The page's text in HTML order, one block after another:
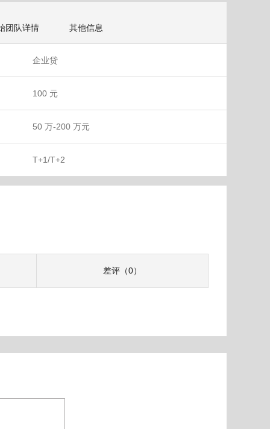
团队详情 其他信息
企业贷
100 元
50 万-200 万元
T+1/T+2
差评（0）